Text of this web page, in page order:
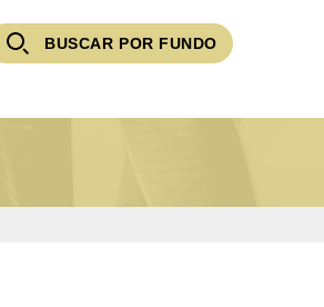
BUSCAR POR FUNDO